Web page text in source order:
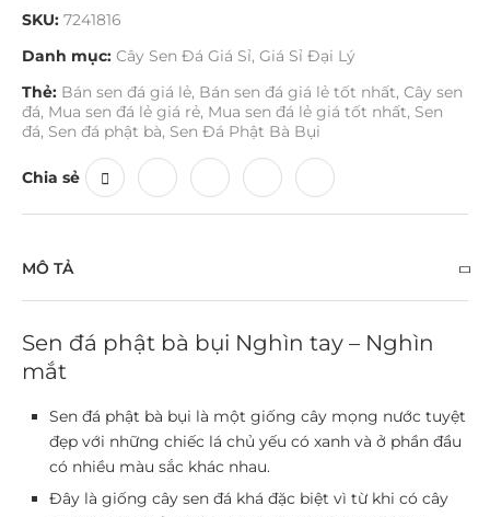
SKU: 7241816
Danh mục: Cây Sen Đá Giá Sỉ, Giá Sỉ Đại Lý
Thẻ: Bán sen đá giá lẻ, Bán sen đá giá lẻ tốt nhất, Cây sen
đá, Mua sen đá lẻ giá rẻ, Mua sen đá lẻ giá tốt nhất, Sen
đá, Sen đá phật bà, Sen Đá Phật Bà Bụi
Chia sẻ
MÔ TẢ
Sen đá phật bà bụi Nghìn tay – Nghìn
mắt
Sen đá phật bà bụi là một giống cây mọng nước tuyệt
đẹp với những chiếc lá chủ yếu có xanh và ở phần đầu
có nhiều màu sắc khác nhau.
Đây là giống cây sen đá khá đặc biệt vì từ khi có cây